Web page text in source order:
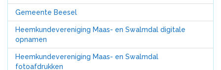
Gemeente Beesel
Heemkundevereniging Maas- en Swalmdal digitale
opnamen
Heemkundevereniging Maas- en Swalmdal
fotoafdrukken